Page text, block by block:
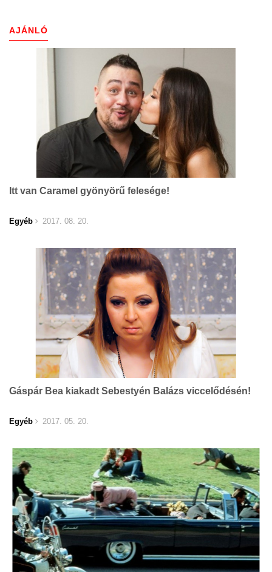
AJÁNLÓ
Itt van Caramel gyönyörű felesége!
Egyéb 2017. 08. 20.
Gáspár Bea kiakadt Sebestyén Balázs viccelődésén!
Egyéb 2017. 05. 20.